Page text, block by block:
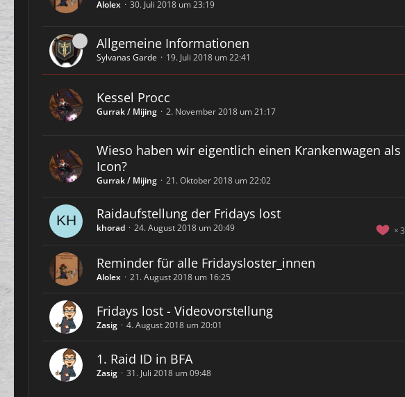
Alolex 30. Juli 2018 um 23:19
Allgemeine Informationen
Sylvanas Garde 19. Juli 2018 um 22:41
Kessel Procc
Gurrak / Mijing 2. November 2018 um 21:17
Wieso haben wir eigentlich einen Krankenwagen als
Icon?
Gurrak / Mijing 21. Oktober 2018 um 22:02
Raidaufstellung der Fridays lost
3
khorad 24. August 2018 um 20:49
Reminder für alle Fridaysloster_innen
Alolex 21. August 2018 um 16:25
Fridays lost - Videovorstellung
Zasig 4. August 2018 um 20:01
1. Raid ID in BFA
Zasig 31. Juli 2018 um 09:48